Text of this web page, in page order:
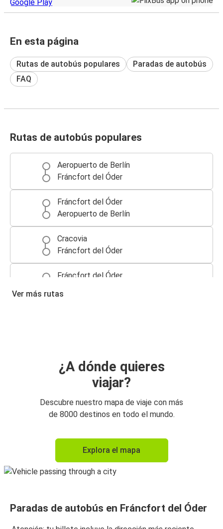
En esta página
Rutas de autobús populares
Paradas de autobús
FAQ
Rutas de autobús populares
Aeropuerto de Berlín
Fráncfort del Óder
Fráncfort del Óder
Aeropuerto de Berlín
Cracovia
Fráncfort del Óder
Fráncfort del Óder
Ver más rutas
¿A dónde quieres
viajar?
Descubre nuestro mapa de viaje con más
de 8000 destinos en todo el mundo.
Explora el mapa
Paradas de autobús en Fráncfort del Óder